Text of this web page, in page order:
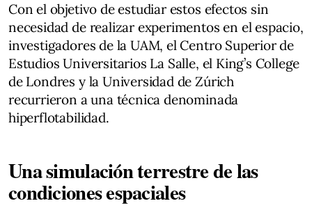
Con el objetivo de estudiar estos efectos sin
necesidad de realizar experimentos en el espacio,
investigadores de la UAM, el Centro Superior de
Estudios Universitarios La Salle, el King’s College
de Londres y la Universidad de Zúrich
recurrieron a una técnica denominada
hiperflotabilidad.
Una simulación terrestre de las
condiciones espaciales